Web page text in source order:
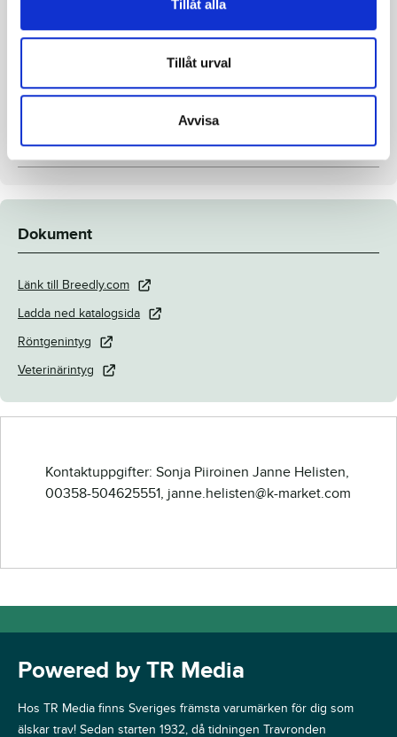
Tillåt alla
Tillåt urval
Avvisa
105
Inavelskoeff.
8.40%
150 - 152
Uppfödare
Sonja Piiroinen Janne Helisten
Sonja Piiroinen Janne Helisten
Stallplats
Stall 2 Box 20
Dokument
Länk till Breedly.com
Ladda ned katalogsida
Röntgenintyg
Veterinärintyg
Kontaktuppgifter: Sonja Piiroinen Janne Helisten,
00358-504625551, janne.helisten@k-market.com
Powered by TR Media
Hos TR Media finns Sveriges främsta varumärken för dig som
älskar trav! Sedan starten 1932, då tidningen Travronden